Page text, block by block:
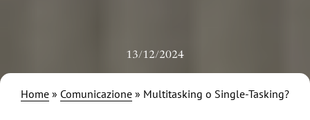
13/12/2024
Home » Comunicazione » Multitasking o Single-Tasking?